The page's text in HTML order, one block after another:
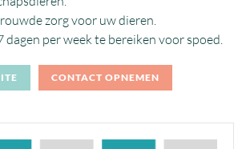
zorg voor uw dieren.
dagen per week te bereiken voor spoed.
CONTACT OPNEMEN